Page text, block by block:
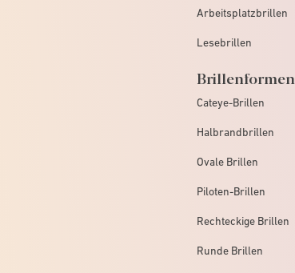
Arbeitsplatzbrillen
Lesebrillen
Brillenformen
Cateye-Brillen
Halbrandbrillen
Ovale Brillen
Piloten-Brillen
Rechteckige Brillen
Runde Brillen